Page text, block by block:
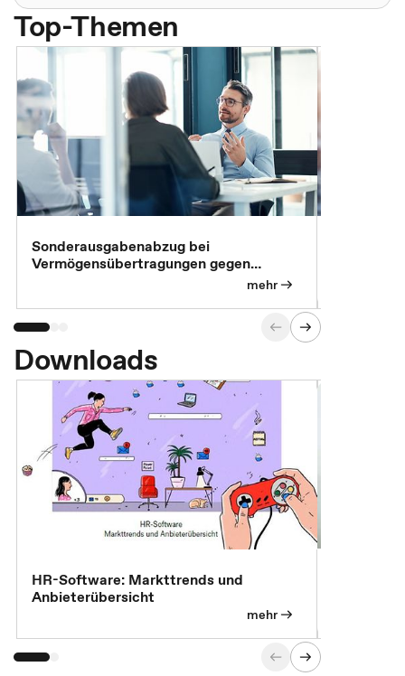
Top-Themen
Sonderausgabenabzug bei
Vermögensübertragungen gegen
mehr
Downloads
HR-Software: Markttrends und
Anbieterübersicht
mehr